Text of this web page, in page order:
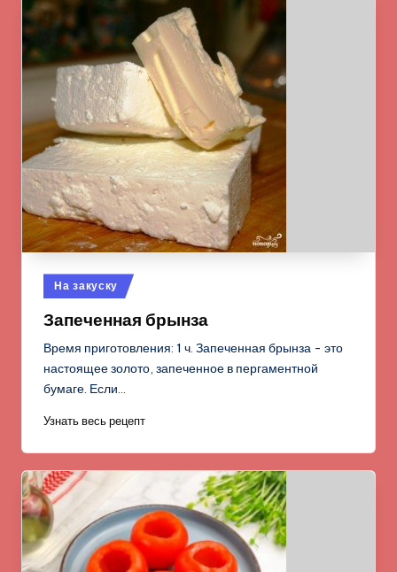
Опубликовано
в
На закуску
Запеченная брынза
Время приготовления: 1 ч. Запеченная брынза - это
настоящее золото, запеченное в пергаментной
бумаге. Если…
Узнать весь рецепт